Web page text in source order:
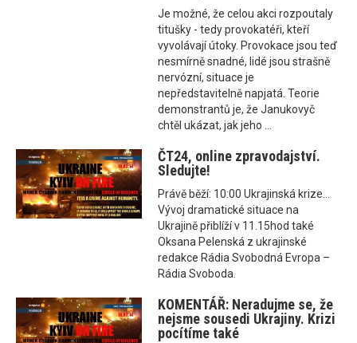
Je možné, že celou akci rozpoutaly
titušky - tedy provokatéři, kteří
vyvolávají útoky. Provokace jsou teď
nesmírně snadné, lidé jsou strašně
nervózní, situace je
nepředstavitelně napjatá. Teorie
demonstrantů je, že Janukovyč
chtěl ukázat, jak jeho ...
ČT24, online zpravodajství.
Sledujte!
Právě běží: 10:00 Ukrajinská krize...
Vývoj dramatické situace na
Ukrajině přiblíží v 11.15hod také
Oksana Pelenská z ukrajinské
redakce Rádia Svobodná Evropa –
Rádia Svoboda.
KOMENTÁŘ: Neradujme se, že
nejsme sousedi Ukrajiny. Krizi
pocítíme také